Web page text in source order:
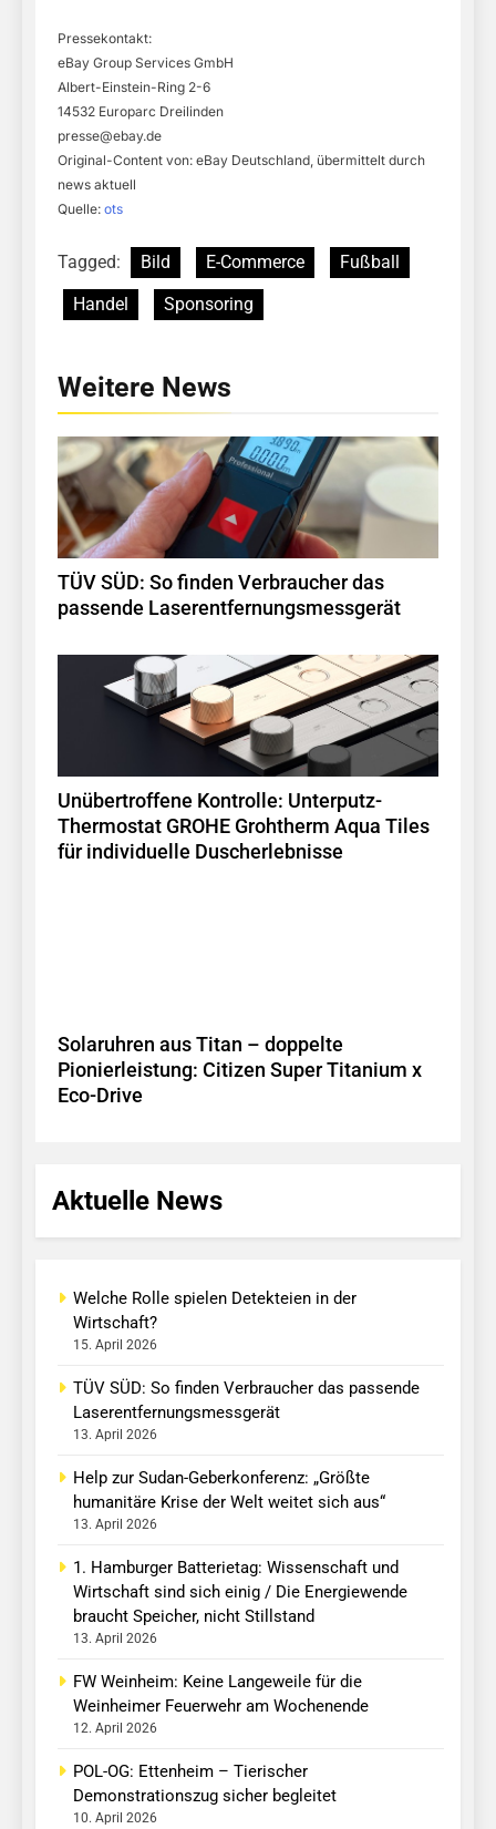
Pressekontakt:
eBay Group Services GmbH
Albert-Einstein-Ring 2-6
14532 Europarc Dreilinden
presse@ebay.de
Original-Content von: eBay Deutschland, übermittelt durch
news aktuell
Quelle: ots
Tagged: Bild E-Commerce
Fußball
Handel
Sponsoring
Weitere News
TÜV SÜD: So finden Verbraucher das
passende Laserentfernungsmessgerät
Unübertroffene Kontrolle: Unterputz-
Thermostat GROHE Grohtherm Aqua Tiles
für individuelle Duscherlebnisse
Solaruhren aus Titan – doppelte
Pionierleistung: Citizen Super Titanium x
Eco-Drive
Aktuelle News
Welche Rolle spielen Detekteien in der
Wirtschaft?
15. April 2026
TÜV SÜD: So finden Verbraucher das passende
Laserentfernungsmessgerät
13. April 2026
Help zur Sudan-Geberkonferenz: „Größte
humanitäre Krise der Welt weitet sich aus“
13. April 2026
1. Hamburger Batterietag: Wissenschaft und
Wirtschaft sind sich einig / Die Energiewende
braucht Speicher, nicht Stillstand
13. April 2026
FW Weinheim: Keine Langeweile für die
Weinheimer Feuerwehr am Wochenende
12. April 2026
POL-OG: Ettenheim – Tierischer
Demonstrationszug sicher begleitet
10. April 2026